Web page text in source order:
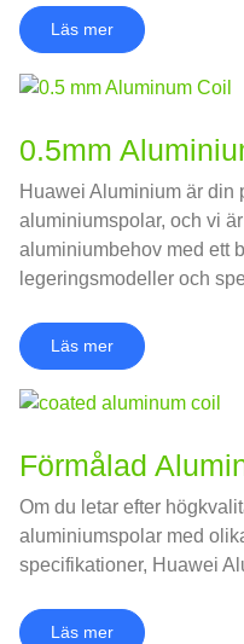
Läs mer
0.5mm
Huawei Aluminium är din
aluminiumspolar, och vi
aluminiumbehov med ett
legeringsmodeller och
Läs mer
Förmålad
Om du letar efter
aluminiumspolar med
specifikationer, Huawei
Läs mer